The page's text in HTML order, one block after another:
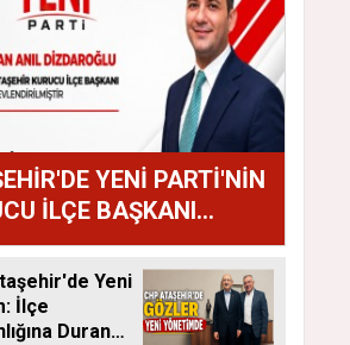
YENİ PARTİ'NİN
İLÇE BAŞKANI
ANIL DİZDAROĞLU
Yeni
İlçe
Duran